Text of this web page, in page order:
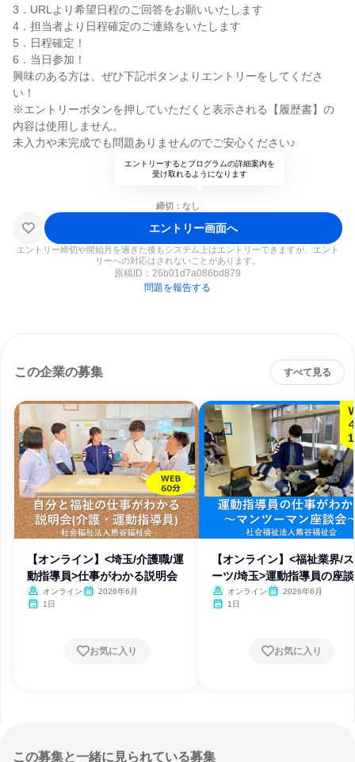
3．URLより希望日程のご回答をお願いいたします
4．担当者より日程確定のご連絡をいたします
5．日程確定！
6．当日参加！
興味のある方は、ぜひ下記ボタンよりエントリーをしてくださ
い！
※エントリーボタンを押していただくと表示される【履歴書】の
内容は使用しません。
未入力や未完成でも問題ありませんのでご安心ください♪
エントリーするとプログラムの詳細案内を
受け取れるようになります
締切：なし
エントリー画面へ
エントリー締切や開始月を過ぎた後もシステム上はエントリーできますが、エント
リーへの対応はされないことがあります。
原稿ID： 26b01d7a086bd879
問題を報告する
この企業の募集 すべて見る
【オンライン】<埼玉/介護職/運
動指導員>仕事がわかる説明会
オンライン
2026年6月
1日
お気に入り
【オンライン】<福祉業界/
ーツ/埼玉>運動指導員の座
オンライン
2026年6月
1日
お気に入り
この募集と一緒に見られている募集